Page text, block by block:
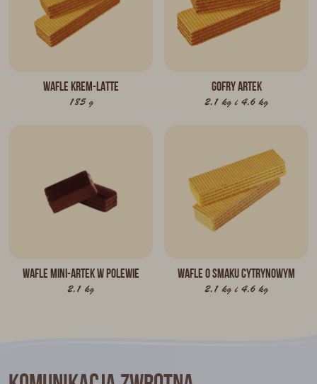
Wafle KREM-LATTE
185 g
Gofry Artek
2,1 kg i 4,6 kg
Wafle Mini-Artek w polewie
2,1 kg
Wafle o smaku cytrynowym
2,1 kg i 4,6 kg